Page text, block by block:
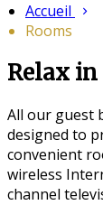
Accueil
Rooms
Relax
All our guest
designed to
convenient
wireless
channel